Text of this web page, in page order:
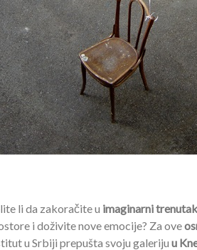
li da zakoračite u imaginarni trenutak
i doživite nove emocije? Za ove
u Srbiji prepušta svoju galeriju u